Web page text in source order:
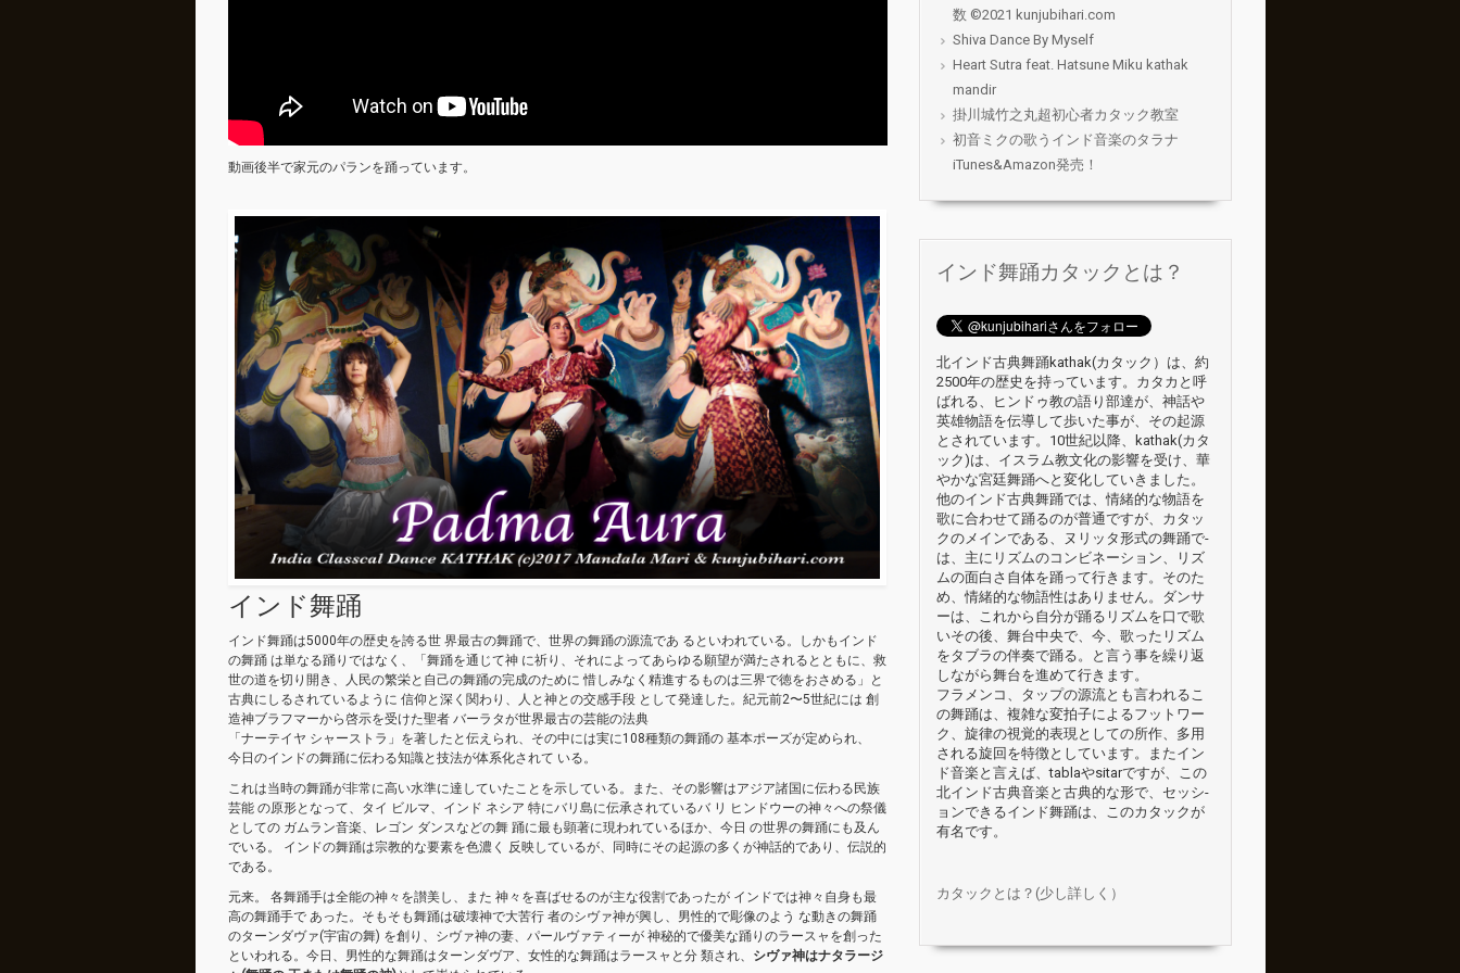
動画後半で家元のパランを踊っています。
インド舞踊
インド舞踊は5000年の歴史を誇る世 界最古の舞踊で、世界の舞踊の源流であ るといわれている。しかもインド
の舞踊 は単なる踊りではなく、「舞踊を通じて神 に祈り、それによってあらゆる願望が満たされるとともに、救
世の道を切り開き、人民の繁栄と自己の舞踊の完成のために 惜しみなく精進するものは三界で徳をおさめる」と
古典にしるされているように 信仰と深く関わり、人と神との交感手段 として発達した。紀元前2〜5世紀には 創
造神ブラフマーから啓示を受けた聖者 バーラタが世界最古の芸能の法典
「ナーテイヤ シャーストラ」を著したと伝えられ、その中には実に108種類の舞踊の 基本ポーズが定められ、
今日のインドの舞踊に伝わる知識と技法が体系化されて いる。
これは当時の舞踊が非常に高い水準に達していたことを示している。また、その影響はアジア諸国に伝わる民族
芸能 の原形となって、タイ ビルマ、インド ネシア 特にバリ島に伝承されているバ リ ヒンドウーの神々への祭儀
としての ガムラン音楽、レゴン ダンスなどの舞 踊に最も顕著に現われているほか、今日 の世界の舞踊にも及ん
でいる。 インドの舞踊は宗教的な要素を色濃く 反映しているが、同時にその起源の多くが神話的であり、伝説的
である。
元来。 各舞踊手は全能の神々を讃美し、また 神々を喜ばせるのが主な役割であったが インドでは神々自身も最
高の舞踊手で あった。そもそも舞踊は破壊神で大苦行 者のシヴァ神が興し、男性的で彫像のよう な動きの舞踊
のターンダヴァ(宇宙の舞) を創り、シヴァ神の妻、パールヴァティーが 神秘的で優美な踊りのラースャを創った
といわれる。今日、男性的な舞踊はターンダヴア、女性的な舞踊はラースャと分 類され、
シヴァ神はナタラージ
数 ©2021 kunjubihari.com
Shiva Dance By Myself
Heart Sutra feat. Hatsune Miku kathak
mandir
掛川城竹之丸超初心者カタック教室
初音ミクの歌うインド音楽のタラナ
iTunes&Amazon発売！
インド舞踊カタックとは？
北インド古典舞踊kathak(カタック）は、約
2500年の歴史を持っています。カ­タカと呼
ばれる、ヒンドゥ教の語り部達が、神話や
英雄物語を伝導して歩いた事が、その­起源
とされています。10世紀以降、kathak(カタ
ック)は、イスラム教文化の影­響を受け、華
やかな宮廷舞踊へと変化していきました。
他のインド古典舞踊では、情緒的な物語を
歌に合わせて踊るのが普通ですが、カタッ
クのメインである、ヌリッタ形式の舞踊で­
は、主にリズムのコンビネーション、リズ
ムの面白さ自体を踊って行きます。そのた
め、­情緒的な物語性はありません。ダンサ
ーは、これから自分が踊るリズムを口で歌
いその後­、舞台中央で、今、歌ったリズム
をタブラの伴奏で踊る。と言う事を繰り返
しながら舞台­を進めて行きます。
フラメンコ、タップの源流とも言われるこ
の舞踊は、複雑な変拍子によるフットワー
ク、­旋律の視覚的表現としての所作、多用
される旋回を特徴としています。またイン
ド音楽と­言えば、tablaやsitarですが、この
北インド古典音楽と古典的な形で、セッシ­
ョンできるインド舞踊は、このカタックが
有名です。
カタックとは？(少し詳しく）